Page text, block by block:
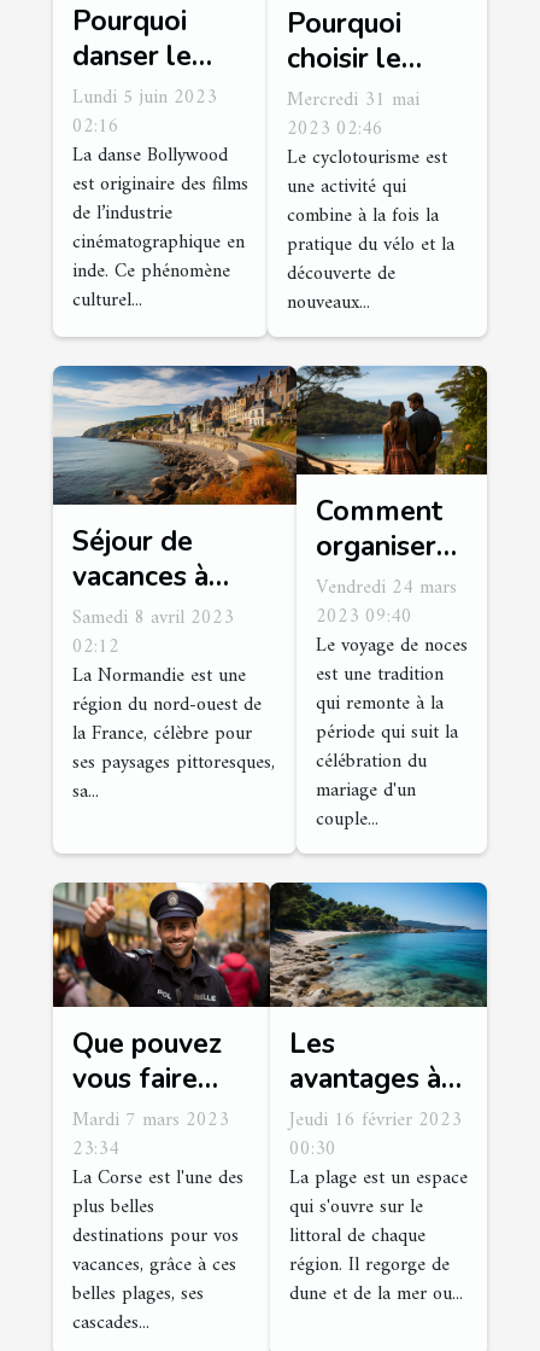
Pourquoi
danser le
Bollywood à
vos occasions
de fêtes ?
Lundi 5 juin 2023
02:16
La danse Bollywood
est originaire des films
de l’industrie
cinématographique en
inde. Ce phénomène
culturel...
Pourquoi
choisir le
cyclotourisme
pour vos
vacances
cette année ?
Mercredi 31 mai
2023 02:46
Le cyclotourisme est
une activité qui
combine à la fois la
pratique du vélo et la
découverte de
nouveaux...
Séjour de
vacances à
Normandie :
quelles sont les
activités
incontournables
à faire dans
cette région ?
Samedi 8 avril 2023
02:12
La Normandie est une
région du nord-ouest de
la France, célèbre pour
ses paysages pittoresques,
sa...
Comment
organiser
sa lune de
miel ?
Vendredi 24 mars
2023 09:40
Le voyage de noces
est une tradition
qui remonte à la
période qui suit la
célébration du
mariage d'un
couple...
Que pouvez
vous faire
comme
activités en
Polischellu ?
Mardi 7 mars 2023
23:34
La Corse est l'une des
plus belles
destinations pour vos
vacances, grâce à ces
belles plages, ses
cascades...
Les
avantages à
visiter la
plage
d'Arène Cros
Jeudi 16 février 2023
00:30
La plage est un espace
qui s'ouvre sur le
littoral de chaque
région. Il regorge de
dune et de la mer ou...